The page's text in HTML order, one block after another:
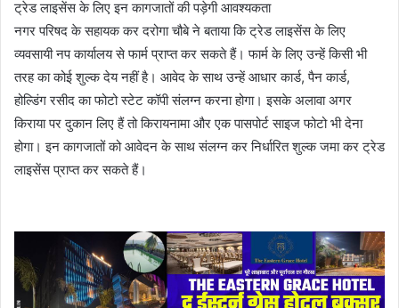
ट्रेड लाइसेंस के लिए इन कागजातों की पड़ेगी आवश्यकता
नगर परिषद के सहायक कर दरोगा चौबे ने बताया कि ट्रेड लाइसेंस के लिए
व्यवसायी नप कार्यालय से फार्म प्राप्त कर सकते हैं। फार्म के लिए उन्हें किसी भी
तरह का कोई शुल्क देय नहीं है। आवेद के साथ उन्हें आधार कार्ड, पैन कार्ड,
होल्डिंग रसीद का फोटो स्टेट कॉपी संलग्न करना होगा। इसके अलावा अगर
किराया पर दुकान लिए हैं तो किरायनामा और एक पासपोर्ट साइज फोटो भी देना
होगा। इन कागजातों को आवेदन के साथ संलग्न कर निर्धारित शुल्क जमा कर ट्रेड
लाइसेंस प्राप्त कर सकते हैं।